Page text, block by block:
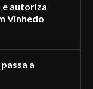
autoriza
Vinhedo
a